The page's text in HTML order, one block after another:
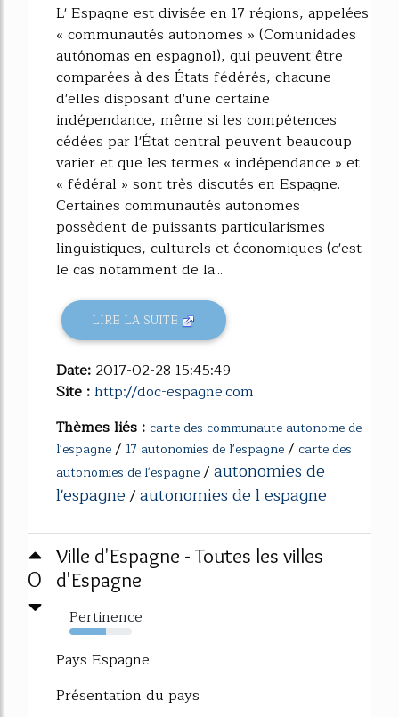
L' Espagne est divisée en 17 régions, appelées
« communautés autonomes » (Comunidades
autónomas en espagnol), qui peuvent être
comparées à des États fédérés, chacune
d'elles disposant d'une certaine
indépendance, même si les compétences
cédées par l'État central peuvent beaucoup
varier et que les termes « indépendance » et
« fédéral » sont très discutés en Espagne.
Certaines communautés autonomes
possèdent de puissants particularismes
linguistiques, culturels et économiques (c'est
le cas notamment de la...
LIRE LA SUITE
Date: 2017-02-28 15:45:49
Site :http://doc-espagne.com
Thèmes liés : carte des communaute autonome de
l'espagne/ 17 autonomies de l'espagne/ carte des
autonomies de l'espagne/autonomies de
l'espagne/autonomies de l espagne
0
Ville d'Espagne - Toutes les villes
d'Espagne
Pertinence
58%
Pays Espagne
Présentation du pays